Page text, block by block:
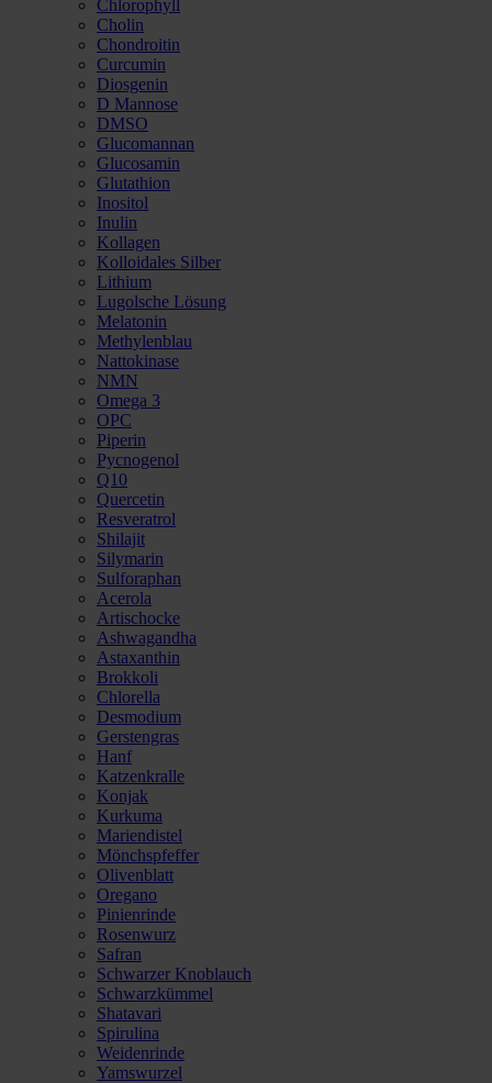
Chlorophyll
Cholin
Chondroitin
Curcumin
Diosgenin
D Mannose
DMSO
Glucomannan
Glucosamin
Glutathion
Inositol
Inulin
Kollagen
Kolloidales Silber
Lithium
Lugolsche Lösung
Melatonin
Methylenblau
Nattokinase
NMN
Omega 3
OPC
Piperin
Pycnogenol
Q10
Quercetin
Resveratrol
Shilajit
Silymarin
Sulforaphan
Acerola
Artischocke
Ashwagandha
Astaxanthin
Brokkoli
Chlorella
Desmodium
Gerstengras
Hanf
Katzenkralle
Konjak
Kurkuma
Mariendistel
Mönchspfeffer
Olivenblatt
Oregano
Pinienrinde
Rosenwurz
Safran
Schwarzer Knoblauch
Schwarzkümmel
Shatavari
Spirulina
Weidenrinde
Yamswurzel